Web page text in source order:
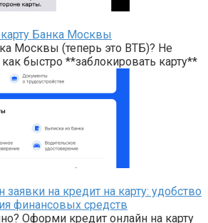
Банка Москвы
Москвы (теперь это ВТБ)? Не
как быстро **заблокировать карту**
на кредит на карту: удобство
финансовых средств
Оформи кредит онлайн на карту